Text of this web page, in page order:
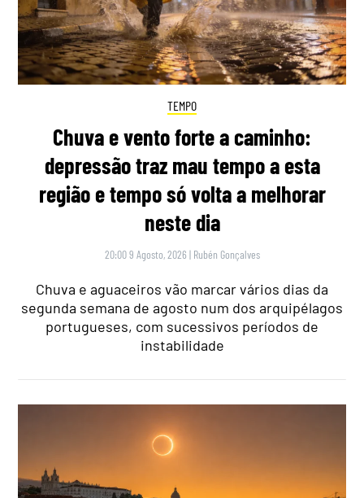
TEMPO
Chuva e vento forte a caminho:
depressão traz mau tempo a esta
região e tempo só volta a melhorar
neste dia
20:00 9 Agosto, 2026 | Rubén Gonçalves
Chuva e aguaceiros vão marcar vários dias da
segunda semana de agosto num dos arquipélagos
portugueses, com sucessivos períodos de
instabilidade